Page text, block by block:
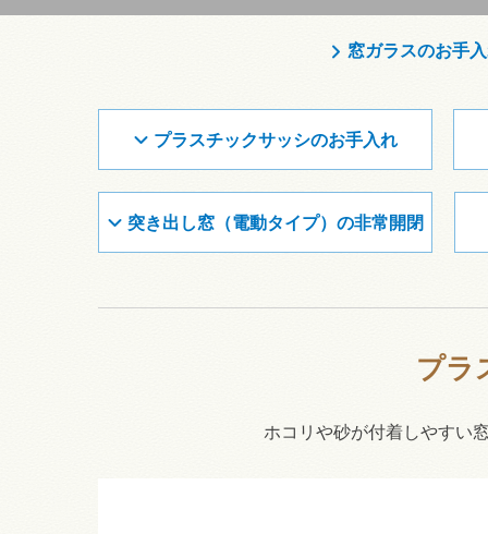
窓ガラスのお手
プラスチックサッシのお手入れ
突き出し窓（電動タイプ）の非常開閉
プラ
ホコリや砂が付着しやすい